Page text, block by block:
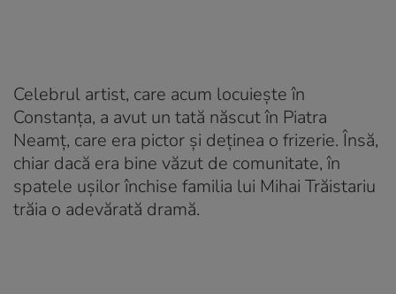
Celebrul artist, care acum locuiește în
Constanța, a avut un tată născut în Piatra
Neamț, care era pictor și deținea o frizerie. Însă,
chiar dacă era bine văzut de comunitate, în
spatele ușilor închise familia lui Mihai Trăistariu
trăia o adevărată dramă.